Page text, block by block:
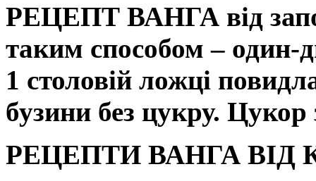
РЕЦЕПТ ВАНГА від
таким способом – один-
1 столовій ложці
бузини без цукру.
РЕЦЕПТИ ВАНГА